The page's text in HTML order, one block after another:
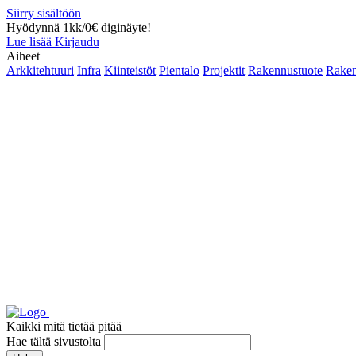
Siirry sisältöön
Hyödynnä 1kk/0€ diginäyte!
Lue lisää Kirjaudu
Aiheet
Arkkitehtuuri Infra Kiinteistöt Pientalo Projektit Rakennustuote
Kaikki mitä tietää pitää
Hae tältä sivustolta